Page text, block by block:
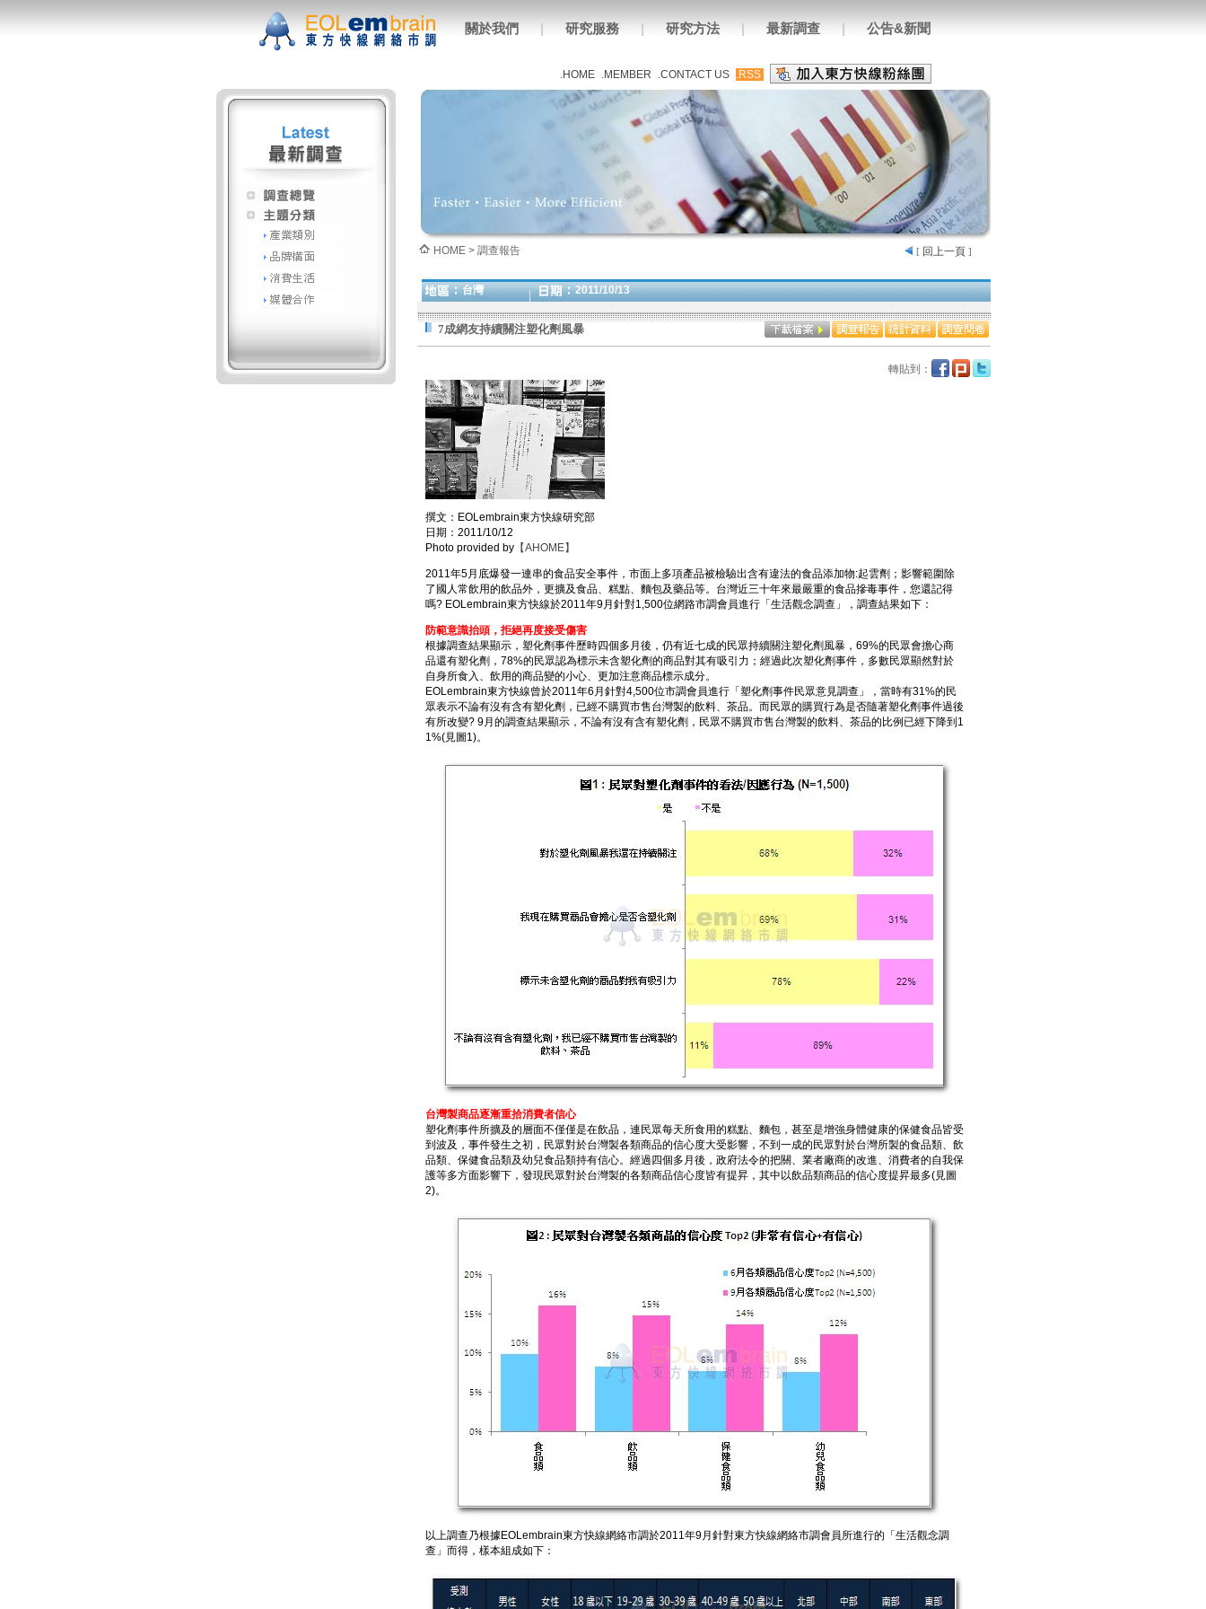
關於我們 | 研究服務 | 研究方法 | 最新調查 | 公告&新聞
.HOME .MEMBER .CONTACT US .RSS
HOME > 調查報告 [ 回上一頁]
台灣 2011/10/13
7成網友持續關注塑化劑風暴
轉貼到：
撰文：EOLembrain東方快線研究部
日期：2011/10/12
Photo provided by【AHOME】
2011年5月底爆發一連串的食品安全事件，市面上多項產品被檢驗出含有違法的食品添加物:起雲劑；影響範圍除
了國人常飲用的飲品外，更擴及食品、糕點、麵包及藥品等。台灣近三十年來最嚴重的食品摻毒事件，您還記得
嗎? EOLembrain東方快線於2011年9月針對1,500位網路市調會員進行「生活觀念調查」，調查結果如下：
防範意識抬頭，拒絕再度接受傷害
根據調查結果顯示，塑化劑事件歷時四個多月後，仍有近七成的民眾持續關注塑化劑風暴，69%的民眾會擔心商
品還有塑化劑，78%的民眾認為標示未含塑化劑的商品對其有吸引力；經過此次塑化劑事件，多數民眾顯然對於
自身所食入、飲用的商品變的小心、更加注意商品標示成分。
EOLembrain東方快線曾於2011年6月針對4,500位市調會員進行「塑化劑事件民眾意見調查」，當時有31%的民
眾表示不論有沒有含有塑化劑，已經不購買市售台灣製的飲料、茶品。而民眾的購買行為是否隨著塑化劑事件過後
有所改變? 9月的調查結果顯示，不論有沒有含有塑化劑，民眾不購買市售台灣製的飲料、茶品的比例已經下降到1
1%(見圖1)。
台灣製商品逐漸重拾消費者信心
塑化劑事件所擴及的層面不僅僅是在飲品，連民眾每天所食用的糕點、麵包，甚至是增強身體健康的保健食品皆受
到波及，事件發生之初，民眾對於台灣製各類商品的信心度大受影響，不到一成的民眾對於台灣所製的食品類、飲
品類、保健食品類及幼兒食品類持有信心。經過四個多月後，政府法令的把關、業者廠商的改進、消費者的自我保
護等多方面影響下，發現民眾對於台灣製的各類商品信心度皆有提昇，其中以飲品類商品的信心度提昇最多(見圖
2)。
以上調查乃根據EOLembrain東方快線網絡市調於2011年9月針對東方快線網絡市調會員所進行的「生活觀念調
查」而得，樣本組成如下：